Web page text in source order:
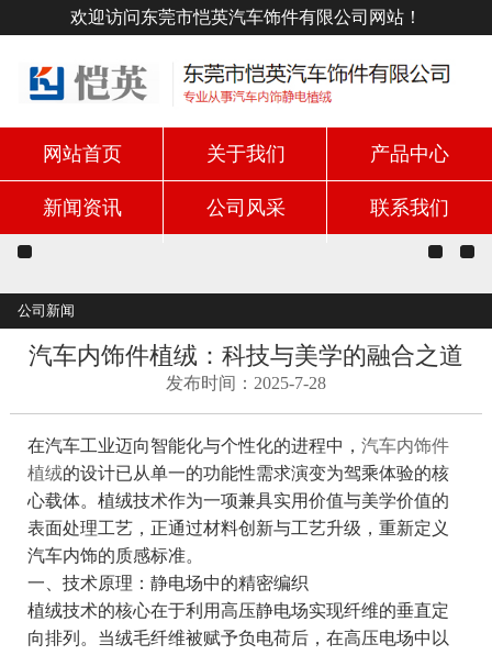
欢迎访问东莞市恺英汽车饰件有限公司网站！
网站首页 关于我们 产品中心
新闻资讯 公司风采 联系我们
公司新闻
汽车内饰件植绒：科技与美学的融合之道
发布时间：2025-7-28
在汽车工业迈向智能化与个性化的进程中， 汽车内饰件
植绒的设计已从单一的功能性需求演变为驾乘体验的核
心载体。植绒技术作为一项兼具实用价值与美学价值的
表面处理工艺，正通过材料创新与工艺升级，重新定义
汽车内饰的质感标准。
一、技术原理：静电场中的精密编织
植绒技术的核心在于利用高压静电场实现纤维的垂直定
向排列。当绒毛纤维被赋予负电荷后，在高压电场中以